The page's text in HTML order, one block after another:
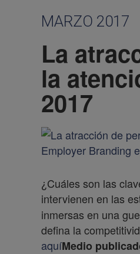
MARZO 2017
La
la
2017
¿Cuáles son las
intervienen en las
inmersas en una
defina la
aquíMedio